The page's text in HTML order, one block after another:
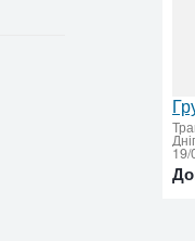
19/